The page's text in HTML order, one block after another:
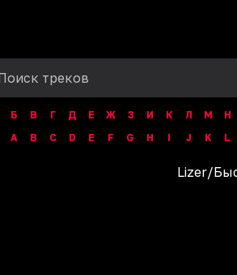
Б В Г Д Е Ж З И К Л М
Н
A B C D E F G H I J K L
Lizer/